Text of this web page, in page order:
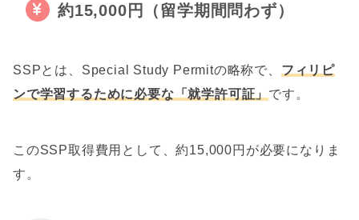
約15,000円（留学期間問わず）
SSPとは、Special Study Permitの略称で、 フィリピ
ンで学習するために必要な「就学許可証」 です。
このSSP取得費用として、約15,000円が必要になりま
す。